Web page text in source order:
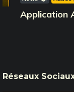
Application
Réseaux